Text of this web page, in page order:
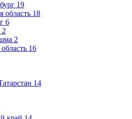
19
область 18
6
2
2
16
14